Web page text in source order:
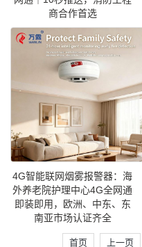
商合作首选
4G智能联网烟雾报警器：海
外养老院护理中心4G全网通
即装即用，欧洲、中东、东
南亚市场认证齐全
首页 上一页